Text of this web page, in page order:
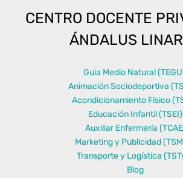
CENTRO DOCENTE
ÁNDALUS
Guia Medio Natural
Animación Sociodeportiva
Acondicionamiento Físico
Educación Infantil (TSEI)
Auxiliar Enfermería
Marketing y Publicidad
Transporte y Logística
Blog